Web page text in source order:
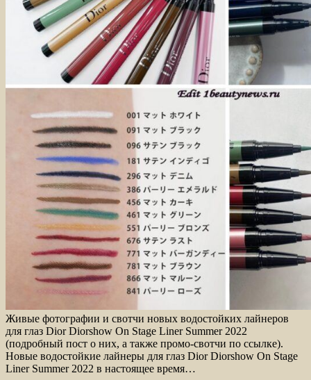
Живые фотографии и свотчи новых водостойких лайнеров
для глаз Dior Diorshow On Stage Liner Summer 2022
(подробный пост о них, а также промо-свотчи по ссылке).
Новые водостойкие лайнеры для глаз Dior Diorshow On Stage
Liner Summer 2022 в настоящее время…